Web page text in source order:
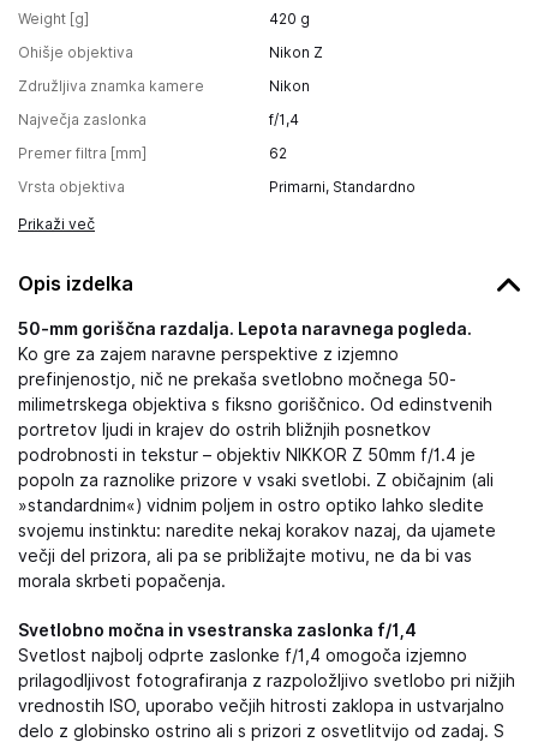
Weight [g] 420 g
Ohišje objektiva
Nikon Z
Združljiva znamka kamere
Nikon
Največja zaslonka
f/1,4
Premer filtra [mm]
62
Vrsta objektiva
Primarni, Standardno
Prikaži več
Opis izdelka
50-mm goriščna razdalja. Lepota naravnega pogleda.
Ko gre za zajem naravne perspektive z izjemno
prefinjenostjo, nič ne prekaša svetlobno močnega 50-
milimetrskega objektiva s fiksno goriščnico. Od edinstvenih
portretov ljudi in krajev do ostrih bližnjih posnetkov
podrobnosti in tekstur – objektiv NIKKOR Z 50mm f/1.4 je
popoln za raznolike prizore v vsaki svetlobi. Z običajnim (ali
»standardnim«) vidnim poljem in ostro optiko lahko sledite
svojemu instinktu: naredite nekaj korakov nazaj, da ujamete
večji del prizora, ali pa se približajte motivu, ne da bi vas
morala skrbeti popačenja.
Svetlobno močna in vsestranska zaslonka f/1,4
Svetlost najbolj odprte zaslonke f/1,4 omogoča izjemno
prilagodljivost fotografiranja z razpoložljivo svetlobo pri nižjih
vrednostih ISO, uporabo večjih hitrosti zaklopa in ustvarjalno
delo z globinsko ostrino ali s prizori z osvetlitvijo od zadaj. S